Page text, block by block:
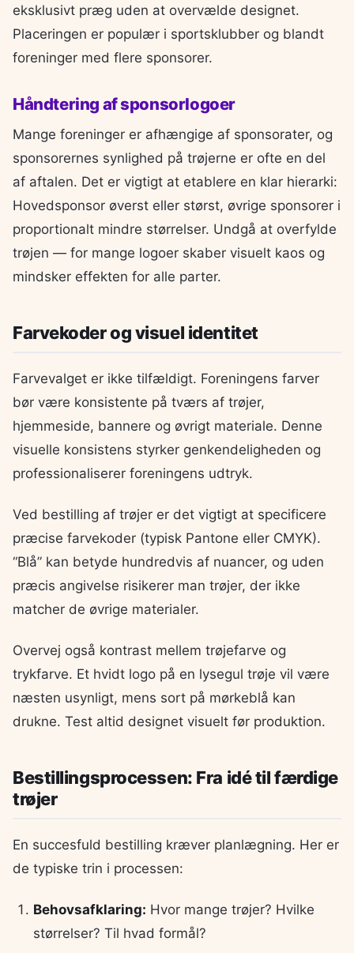
eksklusivt præg uden at overvælde designet.
Placeringen er populær i sportsklubber og blandt
foreninger med flere sponsorer.
Håndtering af sponsorlogoer
Mange foreninger er afhængige af sponsorater, og
sponsorernes synlighed på trøjerne er ofte en del
af aftalen. Det er vigtigt at etablere en klar hierarki:
Hovedsponsor øverst eller størst, øvrige sponsorer i
proportionalt mindre størrelser. Undgå at overfylde
trøjen — for mange logoer skaber visuelt kaos og
mindsker effekten for alle parter.
Farvekoder og visuel identitet
Farvevalget er ikke tilfældigt. Foreningens farver
bør være konsistente på tværs af trøjer,
hjemmeside, bannere og øvrigt materiale. Denne
visuelle konsistens styrker genkendeligheden og
professionaliserer foreningens udtryk.
Ved bestilling af trøjer er det vigtigt at specificere
præcise farvekoder (typisk Pantone eller CMYK).
“Blå” kan betyde hundredvis af nuancer, og uden
præcis angivelse risikerer man trøjer, der ikke
matcher de øvrige materialer.
Overvej også kontrast mellem trøjefarve og
trykfarve. Et hvidt logo på en lysegul trøje vil være
næsten usynligt, mens sort på mørkeblå kan
drukne. Test altid designet visuelt før produktion.
Bestillingsprocessen: Fra idé til færdige
trøjer
En succesfuld bestilling kræver planlægning. Her er
de typiske trin i processen:
Behovsafklaring: Hvor mange trøjer? Hvilke
størrelser? Til hvad formål?